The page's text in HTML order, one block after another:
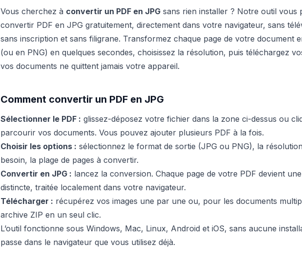
Vous cherchez à convertir un PDF en JPG sans rien installer ? Notre outil vous
convertir PDF en JPG gratuitement, directement dans votre navigateur, sans
sans inscription et sans filigrane. Transformez chaque page de votre document
(ou en PNG) en quelques secondes, choisissez la résolution, puis téléchargez
vos documents ne quittent jamais votre appareil.
Comment convertir un PDF en JPG
Sélectionner le PDF : glissez-déposez votre fichier dans la zone ci-dessus ou
parcourir vos documents. Vous pouvez ajouter plusieurs PDF à la fois.
Choisir les options : sélectionnez le format de sortie (JPG ou PNG), la
besoin, la plage de pages à convertir.
Convertir en JPG : lancez la conversion. Chaque page de votre PDF devient
distincte, traitée localement dans votre navigateur.
Télécharger : récupérez vos images une par une ou, pour les documents
archive ZIP en un seul clic.
L’outil fonctionne sous Windows, Mac, Linux, Android et iOS, sans aucune
passe dans le navigateur que vous utilisez déjà.